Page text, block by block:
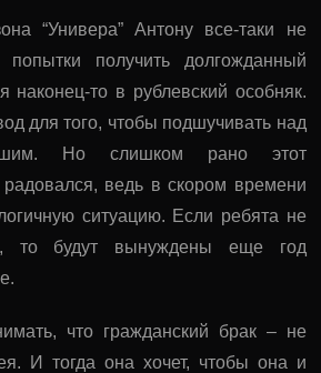
“Универа” Антону все-таки не
получить долгожданный
наконец-то в рублевский особняк.
для того, чтобы подшучивать над
Но слишком рано этот
радовался, ведь в скором времени
ситуацию. Если ребята не
то будут вынуждены еще год
что гражданский брак – не
И тогда она хочет, чтобы она и